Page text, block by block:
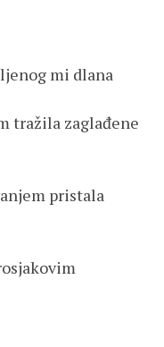
mi dlana
tražila zaglađene
pristala